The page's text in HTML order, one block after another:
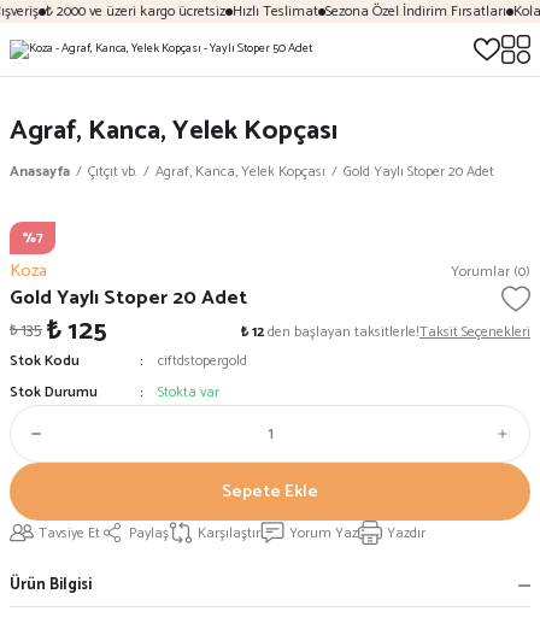
₺ 2000 ve üzeri kargo ücretsiz Hızlı Teslimat Sezona Özel İndirim Fırsatları
Agraf, Kanca, Yelek Kopçası
Anasayfa Çıtçıt vb. Agraf, Kanca, Yelek Kopçası Gold Yaylı Stoper 20 Adet
%7
Koza Yorumlar (0)
Gold Yaylı Stoper 20 Adet
₺ 135₺ 125 ₺ 12den başlayan taksitlerle!Taksit Seçenekleri
Stok Kodu
ciftdstopergold
Stok Durumu
Stokta var
Sepete Ekle
Tavsiye Et Paylaş Karşılaştır Yorum Yaz Yazdır
Ürün Bilgisi